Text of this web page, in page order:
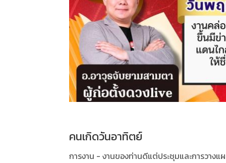
คนเกิดวันอาทิตย์
การงาน - งานของท่านดีแต่ประชุมและการวาง